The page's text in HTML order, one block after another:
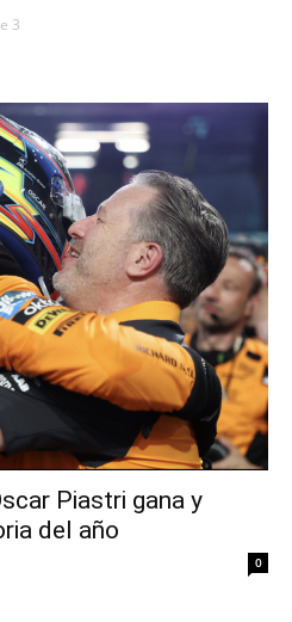
3
Piastri gana y
del año
0